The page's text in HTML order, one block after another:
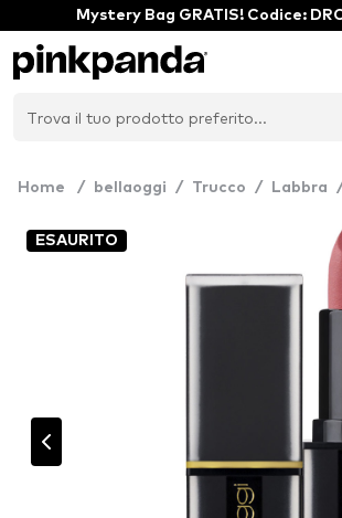
Mystery Bag GRATIS! Codice:
Home / bellaoggi / Trucco / Labbra
ESAURITO